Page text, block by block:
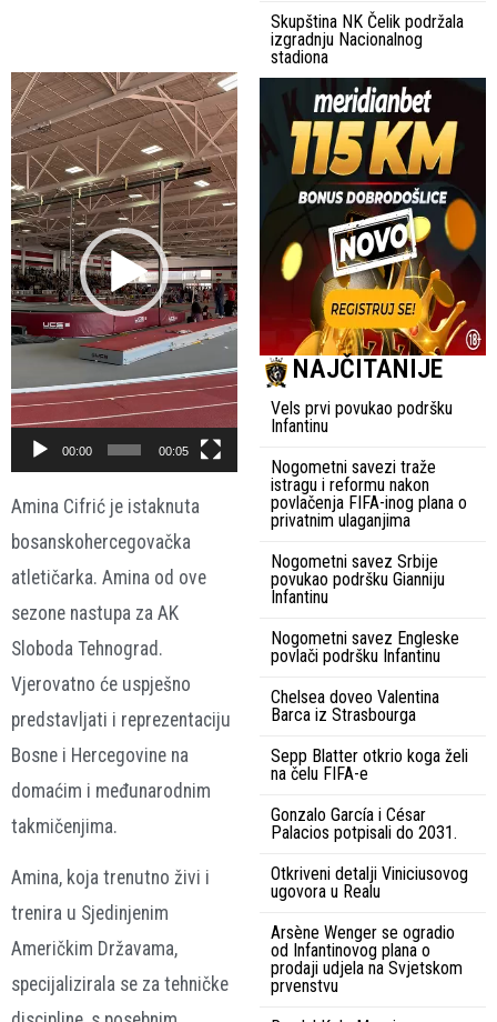
Video
Player
00:00 00:05
Amina Cifrić je istaknuta
bosanskohercegovačka
atletičarka. Amina od ove
sezone nastupa za AK
Sloboda Tehnograd.
Vjerovatno će uspješno
predstavljati i reprezentaciju
Bosne i Hercegovine na
domaćim i međunarodnim
takmičenjima.
Amina, koja trenutno živi i
trenira u Sjedinjenim
Američkim Državama,
specijalizirala se za tehničke
Skupština NK Čelik podržala
izgradnju Nacionalnog
stadiona
NAJČITANIJE
Vels prvi povukao podršku
Infantinu
Nogometni savezi traže
istragu i reformu nakon
povlačenja FIFA-inog plana o
privatnim ulaganjima
Nogometni savez Srbije
povukao podršku Gianniju
Infantinu
Nogometni savez Engleske
povlači podršku Infantinu
Chelsea doveo Valentina
Barca iz Strasbourga
Sepp Blatter otkrio koga želi
na čelu FIFA-e
Gonzalo García i César
Palacios potpisali do 2031.
Otkriveni detalji Viniciusovog
ugovora u Realu
Arsène Wenger se ogradio
od Infantinovog plana o
prodaji udjela na Svjetskom
prvenstvu